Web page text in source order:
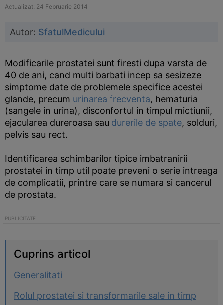
Actualizat: 24 Februarie 2014
Autor: SfatulMedicului
Modificarile prostatei sunt firesti dupa varsta de
40 de ani, cand multi barbati incep sa sesizeze
simptome date de problemele specifice acestei
glande, precum urinarea frecventa, hematuria
(sangele in urina), disconfortul in timpul mictiunii,
ejacularea dureroasa sau durerile de spate, solduri,
pelvis sau rect.
Identificarea schimbarilor tipice imbatranirii
prostatei in timp util poate preveni o serie intreaga
de complicatii, printre care se numara si cancerul
de prostata.
Cuprins articol
Generalitati
Rolul prostatei si transformarile sale in timp